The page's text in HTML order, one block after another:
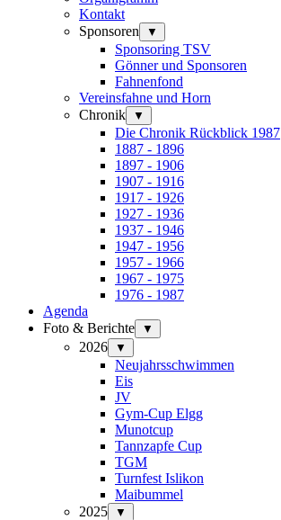
Kontakt
Sponsoren
▼
Sponsoring TSV
Gönner und Sponsoren
Fahnenfond
Vereinsfahne und Horn
Chronik
▼
Die Chronik Rückblick 1987
1887 - 1896
1897 - 1906
1907 - 1916
1917 - 1926
1927 - 1936
1937 - 1946
1947 - 1956
1957 - 1966
1967 - 1975
1976 - 1987
Agenda
Foto & Berichte
▼
2026 ▼
Neujahrsschwimmen
Eis
JV
Gym-Cup Elgg
Munotcup
Tannzapfe Cup
TGM
Turnfest Islikon
Maibummel
2025
▼